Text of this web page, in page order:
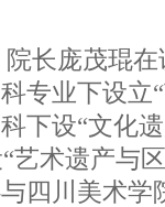
长庞茂琨
专业下设立
下设“文化
艺术遗产与
四川美术学